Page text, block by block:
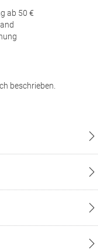
ab 50 €
beschrieben.